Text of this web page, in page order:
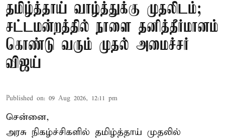
தமிழ்த்தாய் வாழ்த்துக்கு முதலிடம்;
சட்டமன்றத்தில் நாளை தனித்தீர்மானம்
கொண்டு வரும் முதல் அமைச்சர்
விஜய்
Published on: 09 Aug 2026, 12:11 pm
சென்னை,
அரசு நிகழ்ச்சிகளில் தமிழ்த்தாய் முதலில்